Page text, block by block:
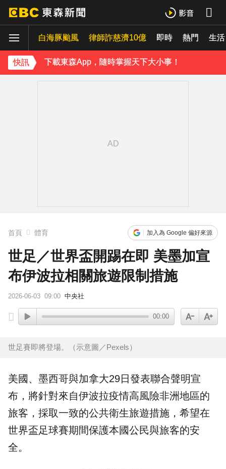
白海豚颱風 律師詐慈濟10億 即時 熱門 生活
快訊
資深歌手「小秦漢」張海漢辭世享壽68歲 好友證實噩耗
《理財達人秀》X 安聯投信免費講座報名中！搶先卡位 2027
下載東森App，隨時掌握天下大小事！
首頁 體育 加入為 Google 偏好來源
世足／世界盃開踢在即 美墨加宣
布伊波拉相關旅遊限制措施
2026-06-03 09:00 中央社
00:00
世足賽即將登場。（示意圖／Pexels）
美國、 墨西哥與加拿大29日發表聯合聲明宣
布，將針對來自伊波拉疫情高風險非洲地區的
旅客，採取一致的公共衛生旅遊措施，希望在
世界盃足球賽期間保護本國公民與旅客的安
全。